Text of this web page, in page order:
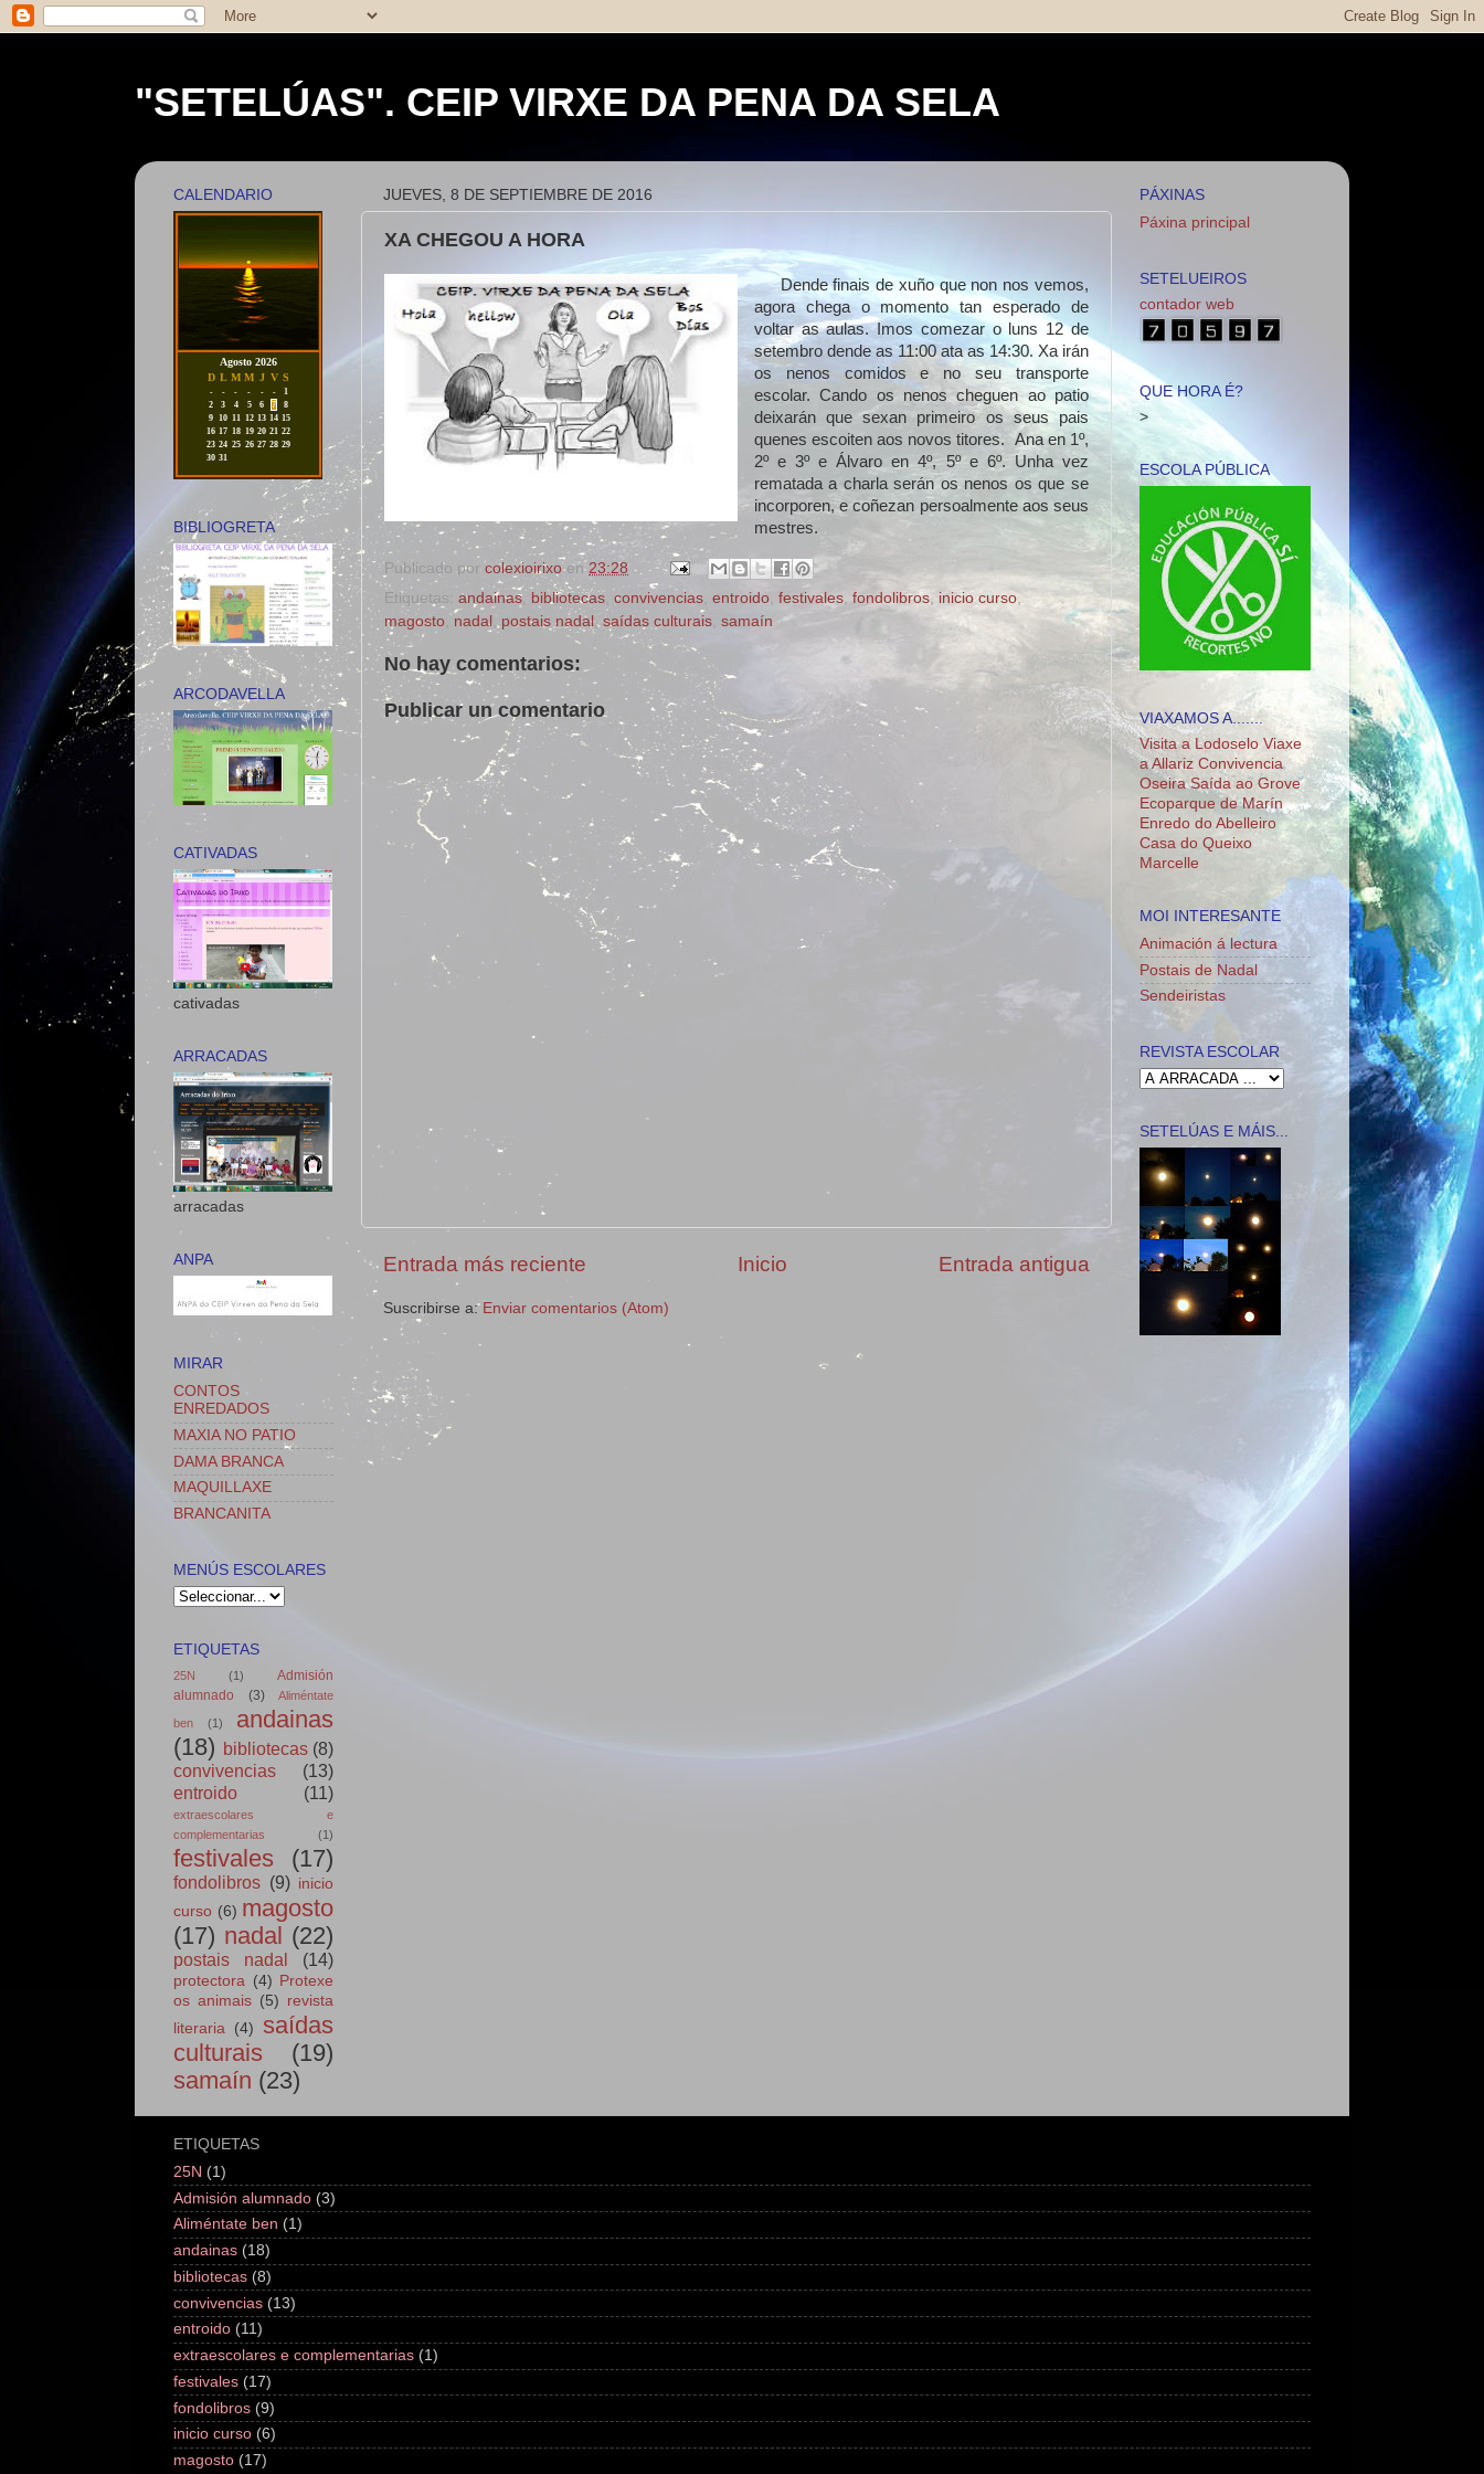
"SETELÚAS". CEIP VIRXE DA PENA DA SELA
JUEVES, 8 DE SEPTIEMBRE DE 2016
XA CHEGOU A HORA
Dende finais de xuño que non nos vemos,
agora chega o momento tan esperado de
voltar as aulas. Imos comezar o luns 12 de
setembro dende as 11:00 ata as 14:30. Xa irán
os nenos comidos e no seu transporte
escolar. Cando os nenos cheguen ao patio
deixarán que sexan primeiro os seus pais
quenes escoiten aos novos titores.
Ana en 1º,
2º e 3º e Álvaro en 4º, 5º e 6º. Unha vez
rematada a charla serán os nenos os que se
incorporen, e coñezan persoalmente aos seus
mestres.
Publicado por colexioirixo en 23:28
Etiquetas: andainas, bibliotecas convivencias, entroido, festivales, fondolibros, inicio curso,
magosto, nadal , postais nadal,saídas culturais, samaín
No hay comentarios:
Publicar un comentario
Entrada más reciente Entrada antigua
Inicio
Suscribirse a: Enviar comentarios (Atom)
CALENDARIO
BIBLIOGRETA
ARCODAVELLA
CATIVADAS
cativadas
ARRACADAS
arracadas
ANPA
MIRAR
CONTOS
ENREDADOS
MAXIA NO PATIO
DAMA BRANCA
MAQUILLAXE
BRANCANITA
MENÚS ESCOLARES
ETIQUETAS
25N (1)
Admisión
alumnado
(3) Aliméntate
ben (1)
andainas
(18) bibliotecas (8)
convivencias
(13)
entroido
(11)
extraescolares e
complementarias
(1)
festivales (17)
fondolibros (9) inicio
curso (6) magosto
(17) nadal (22)
postais nadal (14)
protectora (4) Protexe
os animais (5) revista
literaria
(4) saídas
culturais
(19)
samaín (23)
PÁXINAS
Páxina principal
SETELUEIROS
contador web
QUE HORA É?
>
ESCOLA PÚBLICA
VIAXAMOS A.......
Visita a Lodoselo Viaxe
a Allariz Convivencia
Oseira Saída ao Grove
Ecoparque de Marín
Enredo do Abelleiro
Casa do Queixo
Marcelle
MOI INTERESANTE
Animación á lectura
Postais de Nadal
Sendeiristas
REVISTA ESCOLAR
SETELÚAS E MÁIS...
ETIQUETAS
25N (1)
Admisión alumnado (3)
Aliméntate ben (1)
andainas (18)
bibliotecas (8)
convivencias (13)
entroido (11)
extraescolares e complementarias (1)
festivales (17)
fondolibros (9)
inicio curso (6)
magosto (17)